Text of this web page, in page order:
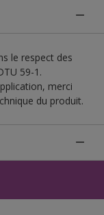
le respect des
59-1.
merci
du produit.